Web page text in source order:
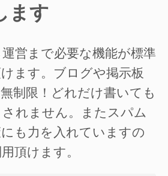
ます
営まで必要な機能が標準
ます。ブログや掲示板
制限！どれだけ書いても
れません。またスパム
も力を入れていますの
頂けます。